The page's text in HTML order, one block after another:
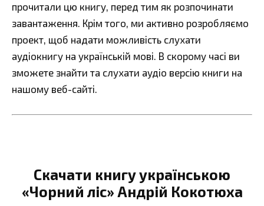
прочитали цю книгу, перед тим як розпочинати
завантаження. Крім того, ми активно розробляємо
проект, щоб надати можливість слухати
аудіокнигу на українській мові. В скорому часі ви
зможете знайти та слухати аудіо версію книги на
нашому веб-сайті.
Скачати книгу українською
«Чорний ліс» Андрій Кокотюха